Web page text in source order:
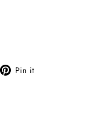
Pin it